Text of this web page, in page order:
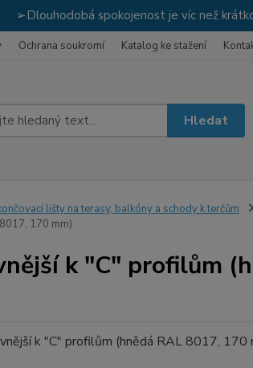
➢Dlouhodobá spokojenost je víc než
Ochrana soukromí Katalog ke stažení
Hledat
lišty na terasy, balkóny a schody k terčům
170 mm)
k "C" profilům